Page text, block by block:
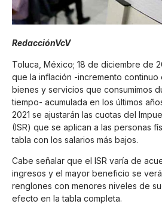
RedacciónVcV
Toluca, México; 18 de diciembre de
que la inflación -incremento
bienes y servicios que consumimos
tiempo- acumulada en los últimos
2021 se ajustarán las cuotas del
(ISR) que se aplican a las personas
tabla con los salarios más bajos.
Cabe señalar que el ISR varía de
ingresos y el mayor beneficio se
renglones con menores niveles de
efecto en la tabla completa.